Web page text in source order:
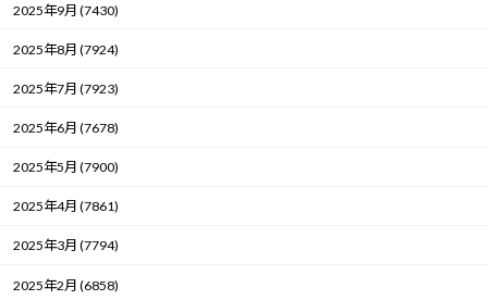
2025年9月 (7430)
2025年8月 (7924)
2025年7月 (7923)
2025年6月 (7678)
2025年5月 (7900)
2025年4月 (7861)
2025年3月 (7794)
2025年2月 (6858)